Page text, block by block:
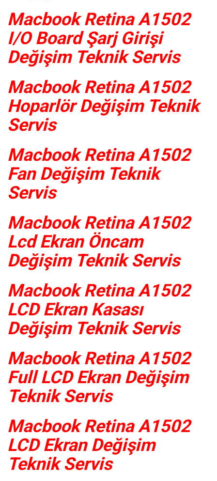
Macbook Retina A1502
I/O Board Şarj Girişi
Değişim Teknik Servis
Macbook Retina A1502
Hoparlör Değişim Teknik
Servis
Macbook Retina A1502
Fan Değişim Teknik
Servis
Macbook Retina A1502
Lcd Ekran Öncam
Değişim Teknik Servis
Macbook Retina A1502
LCD Ekran Kasası
Değişim Teknik Servis
Macbook Retina A1502
Full LCD Ekran Değişim
Teknik Servis
Macbook Retina A1502
LCD Ekran Değişim
Teknik Servis